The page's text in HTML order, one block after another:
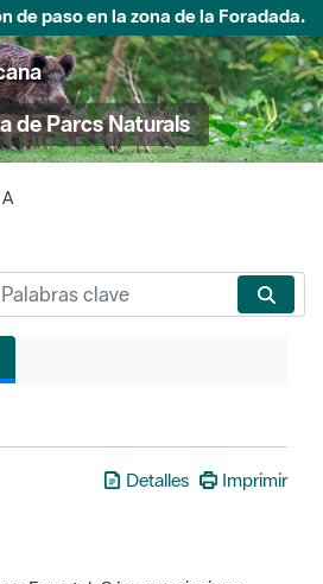
de paso en la zona de la Foradada.
de Parcs Naturals
A
Detalles Imprimir